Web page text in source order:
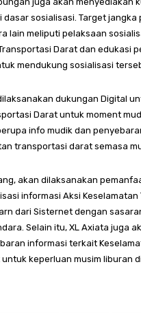
dasar sosialisasi. Target jangka
lain meliputi pelaksaan
Darat dan edukasi
mendukung sosialisasi
dukungan Digital
Darat untuk moment
info mudik dan
transportasi darat semasa
akan dilaksanakan
informasi Aksi Keselamatan
dari Sisternet dengan
Selain itu, XL Axiata juga
informasi terkait
keperluan musim liburan